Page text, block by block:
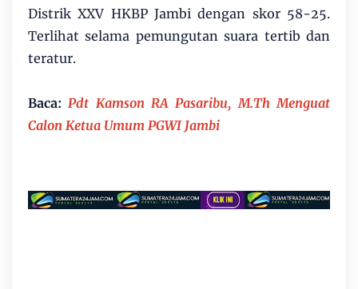
Distrik XXV HKBP Jambi dengan skor 58-25.
Terlihat selama pemungutan suara tertib dan
teratur.
Baca: Pdt Kamson RA Pasaribu, M.Th Menguat
Calon Ketua Umum PGWI Jambi